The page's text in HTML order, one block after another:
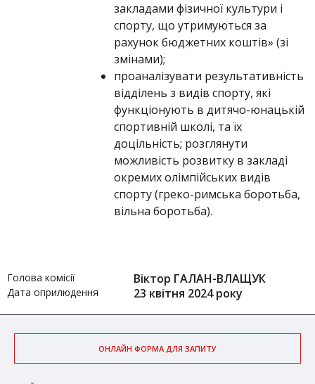
закладами фізичної культури і
спорту, що утримуються за
рахунок бюджетних коштів» (зі
змінами);
проаналізувати результативність
відділень з видів спорту, які
функціонують в дитячо-юнацькій
спортивній школі, та їх
доцільність; розглянути
можливість розвитку в закладі
окремих олімпійських видів
спорту (греко-римська боротьба,
вільна боротьба).
Голова комісії Віктор ГАЛАН-ВЛАЩУК
Дата оприлюдення 23 квітня 2024 року
ОНЛАЙН ФОРМА ДЛЯ ЗАПИТУ